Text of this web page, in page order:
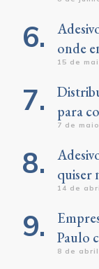
onde
15 de
para
7 de
quiser
14 de
Paulo
8 de